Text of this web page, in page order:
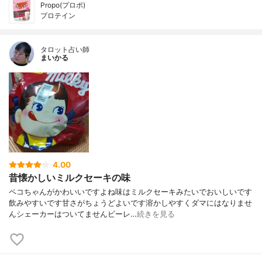
Propo(プロポ)
プロテイン
タロット占い師
まいかる
4.00
昔懐かしいミルクセーキの味
ペコちゃんがかわいいですよね味はミルクセーキみたいでおいしいです
飲みやすいです甘さがちょうどよいです溶かしやすくダマにはなりませ
んシェーカーはついてませんビーレ…続きを見る